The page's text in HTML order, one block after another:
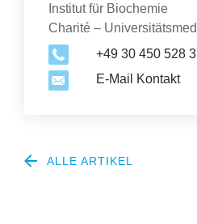
Institut für Biochemie
Charité –
+49 30 450 528
E-Mail Kontakt
ALLE ARTIKEL